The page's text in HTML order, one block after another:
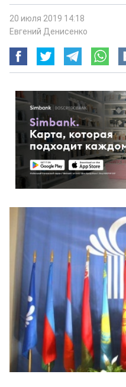
20 июля 2019 14:18
Евгений Денисенко